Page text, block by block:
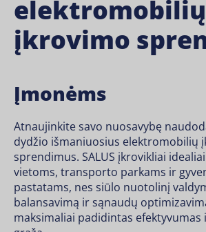
elektromobilių
įkrovimo
Įmonėms
Atnaujinkite savo nuosavybę
dydžio išmaniuosius elektromobilių
sprendimus. SALUS įkrovikliai
vietoms, transporto parkams ir
pastatams, nes siūlo nuotolinį
balansavimą ir sąnaudų
maksimaliai padidintas efektyvumas